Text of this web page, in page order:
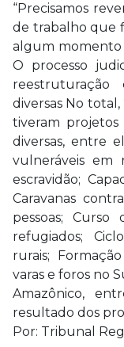
“Precisamos
de trabalho que
algum momento
O processo
reestruturação
diversas No total,
tiveram projetos
diversas, entre
vulneráveis em
escravidão;
Caravanas
pessoas;
refugiados;
rurais;
varas e foros no
Amazônico,
resultado dos
Por: Tribunal